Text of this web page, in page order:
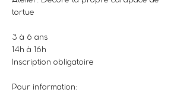
tortue
3 à 6 ans
14h à 16h
Inscription obligatoire
Pour information: